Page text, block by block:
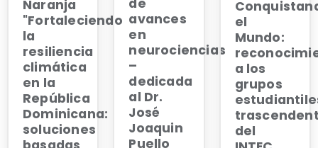
Naranja
"Fortaleciendo
la
resiliencia
climática
en la
República
Dominicana:
soluciones
de
avances
en
neurociencias
–
dedicada
al Dr.
José
Joaquin
Puello
el
Mundo:
a los
grupos
del